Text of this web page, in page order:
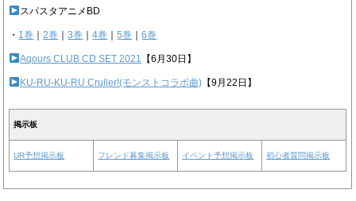
スパスタアニメBD
・ 1巻 ｜2巻 ｜3巻 ｜4巻 ｜5巻 ｜6巻
Aqours CLUB CD SET 2021 【6月30日】
KU-RU-KU-RU Cruller!(モンストコラボ曲) 【9月22日】
掲示板
UR予想掲示板 フレンド募集掲示板 イベント予想掲示板 初心者質問掲示板